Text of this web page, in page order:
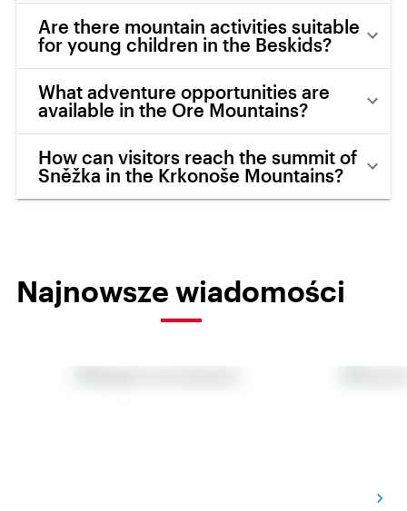
Are there mountain activities suitable
for young children in the Beskids?
What adventure opportunities are
available in the Ore Mountains?
How can visitors reach the summit of
Sněžka in the Krkonoše Mountains?
Najnowsze wiadomości